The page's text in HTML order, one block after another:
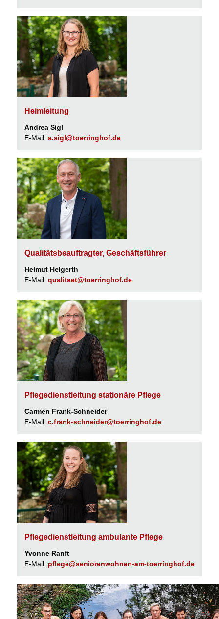
Heimleitung
Andrea Sigl
E-Mail: a.sigl@toerringhof.de
Qualitätsbeauftragter, Geschäftsführer
Helmut Helgerth
E-Mail: qualitaet@toerringhof.de
Pflegedienstleitung stationäre Pflege
Carmen Frank-Schneider
E-Mail: c.frank-schneider@toerringhof.de
Pflegedienstleitung ambulante Pflege
Yvonne Ranft
E-Mail: pflege@seniorenwohnen-am-toerringhof.de